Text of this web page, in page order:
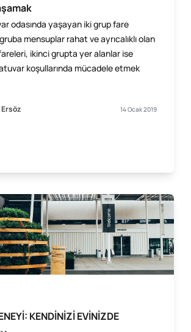
odasında yaşayan iki grup fare
mensuplar rahat ve ayrıcalıklı olan
ikinci grupta yer alanlar ise
koşullarında mücadele etmek
14 Ocak 2019
KENDİNİZİ EVİNİZDE